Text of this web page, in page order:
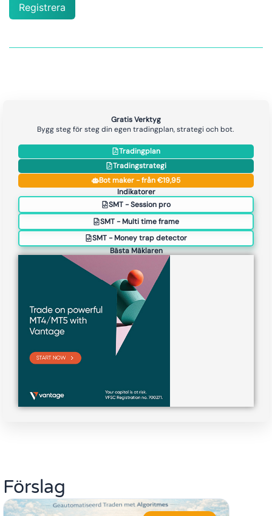
Registrera
Gratis Verktyg
Bygg steg för steg din egen tradingplan, strategi och bot.
Tradingplan
Tradingstrategi
Bot maker - från €19,95
Indikatorer
SMT - Session pro
SMT - Multi time frame
SMT - Money trap detector
Bästa Mäklaren
Förslag